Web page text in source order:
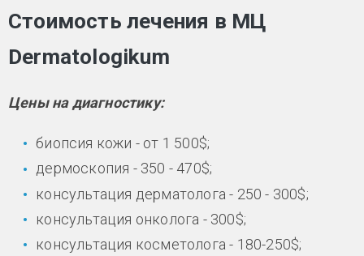
Стоимость лечения в МЦ
Dermatologikum
Цены на диагностику:
биопсия кожи - от 1 500$;
дермоскопия - 350 - 470$;
консультация дерматолога - 250 - 300$;
консультация онколога - 300$;
консультация косметолога - 180-250$;